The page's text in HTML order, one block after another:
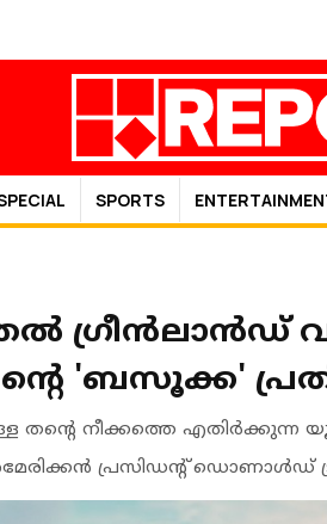
SPORTS
'ബസൂക്ക'
തന്റെ നീക്കത്തെ എതിര്‍ക്കുന്ന
പ്രസിഡന്റ് ഡൊണാള്‍ഡ്